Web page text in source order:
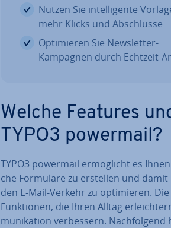
Nutzen Sie in­tel­li­gen­te
mehr Klicks und Ab­schlüs­se
Op­ti­mie­ren Sie News­let­ter-
Kampagnen durch Echtzeit-
Welche Features
TYPO3 powermail?
TYPO3 powermail er­mög­licht es
che Formulare zu erstellen und
den E-Mail-Verkehr zu op­ti­mie­ren.
Funk­tio­nen, die Ihren Alltag
mu­ni­ka­ti­on ver­bes­sern. Nach­fol­gend